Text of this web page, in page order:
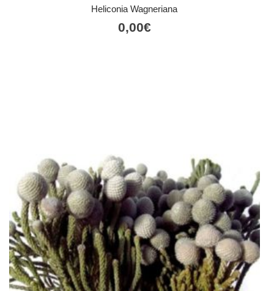
Heliconia Wagneriana
0,00€